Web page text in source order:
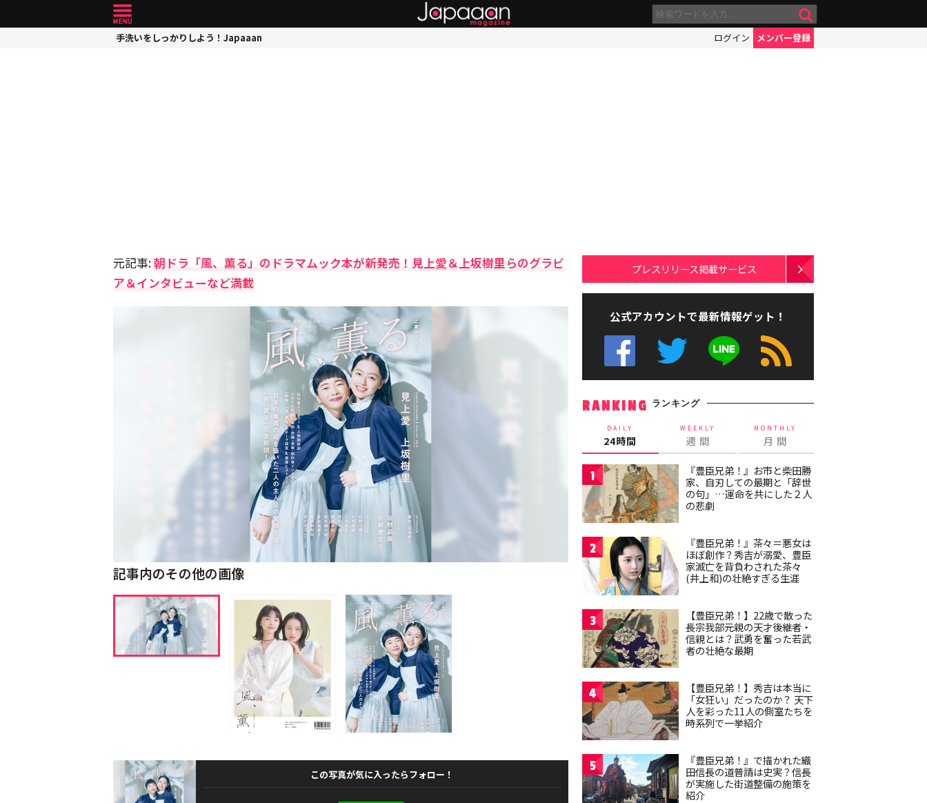
手洗いをしっかりしよう！Japaaan ログイン メンバー登録
元記事:朝ドラ「風、薫る」のドラマムック本が新発売！見上愛＆上坂樹里らのグラビ
ア＆インタビューなど満載
記事内のその他の画像
この写真が気に入ったらフォロー！
プレスリリース掲載サービス
公式アカウントで最新情報ゲット！
RANKING ランキング
DAILY
24時間
WEEKLY
週 間
MONTHLY
月 間
1
『豊臣兄弟！』お市と柴田勝
家、自刃しての最期と「辞世
の句」…運命を共にした２人
の悲劇
2
『豊臣兄弟！』茶々＝悪女は
ほぼ創作？秀吉が溺愛、豊臣
家滅亡を背負わされた茶々
(井上和)の壮絶すぎる生涯
3
【豊臣兄弟！】22歳で散った
長宗我部元親の天才後継者・
信親とは？武勇を奮った若武
者の壮絶な最期
4
【豊臣兄弟！】秀吉は本当に
「女狂い」だったのか？ 天下
人を彩った11人の側室たちを
時系列で一挙紹介
5
『豊臣兄弟！』で描かれた織
田信長の道普請は史実？信長
が実施した街道整備の施策を
紹介